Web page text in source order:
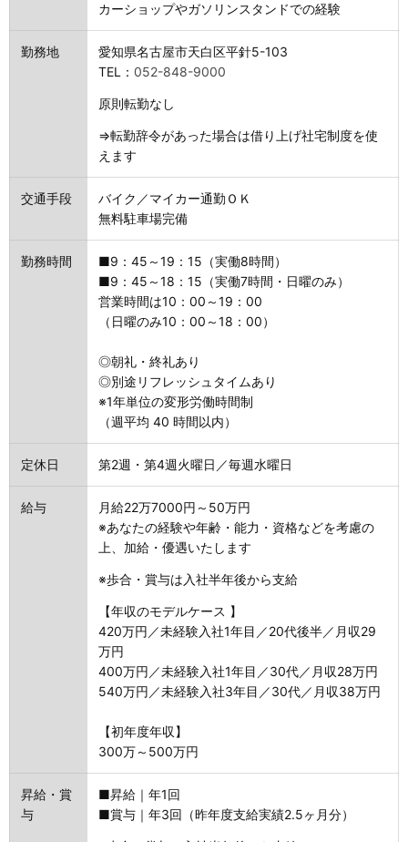
カーショップやガソリンスタンドでの経験
勤務地
愛知県名古屋市天白区平針5-103
TEL： 052-848-9000
原則転勤なし
⇒転勤辞令があった場合は借り上げ社宅制度を使
えます
交通手段
バイク／マイカー通勤ＯＫ
無料駐車場完備
勤務時間
■9：45～19：15（実働8時間）
■9：45～18：15（実働7時間・日曜のみ）
営業時間は10：00～19：00
（日曜のみ10：00～18：00）
◎朝礼・終礼あり
◎別途リフレッシュタイムあり
※1年単位の変形労働時間制
（週平均 40 時間以内）
定休日 第2週・第4週火曜日／毎週水曜日
給与
月給22万7000円～50万円
※あなたの経験や年齢・能力・資格などを考慮の
上、加給・優遇いたします
※歩合・賞与は入社半年後から支給
【年収のモデルケース 】
420万円／未経験入社1年目／20代後半／月収29
万円
400万円／未経験入社1年目／30代／月収28万円
540万円／未経験入社3年目／30代／月収38万円
【初年度年収】
300万～500万円
昇給・賞
与
■昇給｜年1回
■賞与｜年3回（昨年度支給実績2.5ヶ月分）